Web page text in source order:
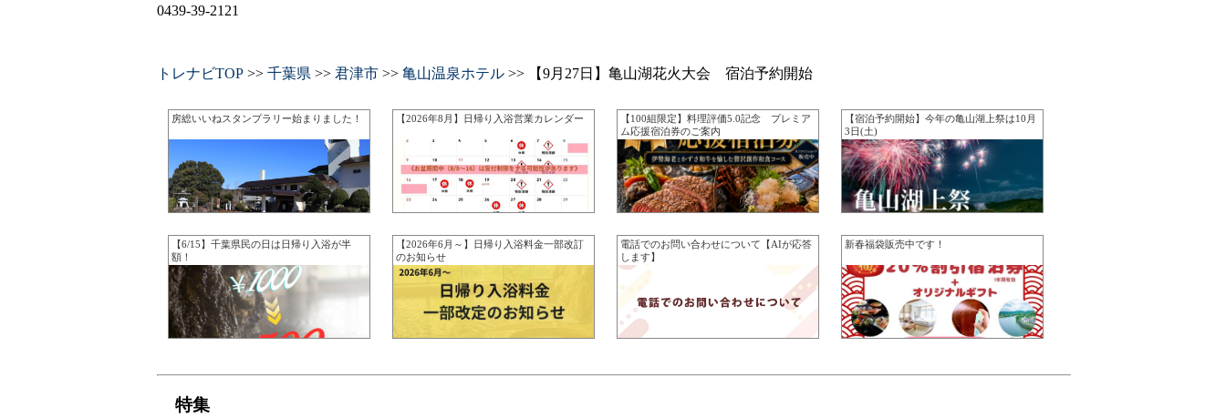
0439-39-2121
トレナビTOP >> 千葉県 >> 君津市 >> 亀山温泉ホテル >> 【9月27日】亀山湖花火大会 宿泊予約開始
房総いいねスタンプラリー始まりました！ 【2026年8月】日帰り入浴営業カレンダー
【100組限定】料理評価5.0記念 プレミア
ム応援宿泊券のご案内
【宿泊予約開始】今年の亀山湖上祭は10月
3日(土)
【6/15】千葉県民の日は日帰り入浴が半
額！
【2026年6月～】日帰り入浴料金一部改訂
のお知らせ
電話でのお問い合わせについて【AIが応答
します】
新春福袋販売中です！
特集